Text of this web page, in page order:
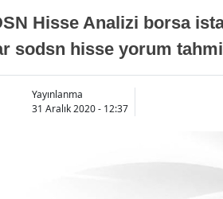
Hisse Analizi borsa
sodsn hisse yorum
Yayınlanma
31 Aralık 2020 - 12:37